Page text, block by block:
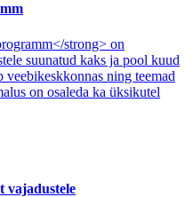
strong> on
suunatud kaks ja pool kuud
ning teemad
on osaleda ka üksikutel
vajadustele